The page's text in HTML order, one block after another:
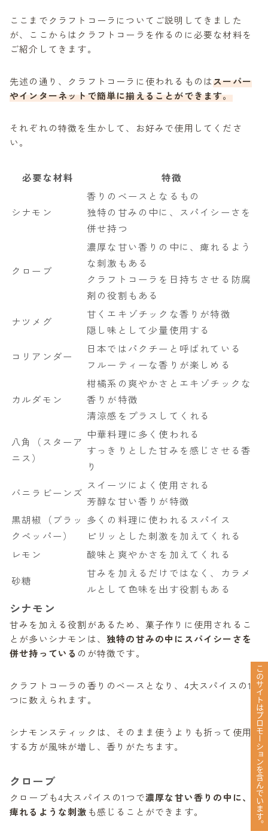
ここまでクラフトコーラについてご説明してきました
が、ここからはクラフトコーラを作るのに必要な材料を
ご紹介してきます。
先述の通り、クラフトコーラに使われるものはスーパー
やインターネットで簡単に揃えることができます。
それぞれの特徴を生かして、お好みで使用してくださ
い。
必要な材料 特徴
シナモン
香りのベースとなるもの
独特の甘みの中に、スパイシーさを
併せ持つ
クローブ
濃厚な甘い香りの中に、痺れるよう
な刺激もある
クラフトコーラを日持ちさせる防腐
剤の役割もある
ナツメグ
甘くエキゾチックな香りが特徴
隠し味として少量使用する
コリアンダー
日本ではパクチーと呼ばれている
フルーティーな香りが楽しめる
カルダモン
柑橘系の爽やかさとエキゾチックな
香りが特徴
清涼感をプラスしてくれる
八角（スターア
ニス）
中華料理に多く使われる
すっきりとした甘みを感じさせる香
り
バニラビーンズ
スイーツによく使用される
芳醇な甘い香りが特徴
黒胡椒（ブラッ
クペッパー）
多くの料理に使われるスパイス
ピリッとした刺激を加えてくれる
レモン
酸味と爽やかさを加えてくれる
砂糖
甘みを加えるだけではなく、カラメ
ルとして色味を出す役割もある
シナモン
甘みを加える役割があるため、菓子作りに使用されるこ
とが多いシナモンは、 独特の甘みの中にスパイシーさを
併せ持っている のが特徴です。
クラフトコーラの香りのベースとなり、4大スパイスの1
つに数えられます。
シナモンスティックは、そのまま使うよりも折って使用
する方が風味が増し、香りがたちます。
クローブ
クローブも4大スパイスの1つで濃厚な甘い香りの中に、
痺れるような刺激 も感じることができます。 このサイトはプロモーションを含んでいます。